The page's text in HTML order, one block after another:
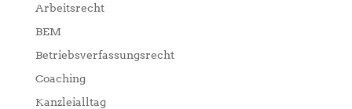
Arbeitsrecht
BEM
Betriebsverfassungsrecht
Coaching
Kanzleialltag